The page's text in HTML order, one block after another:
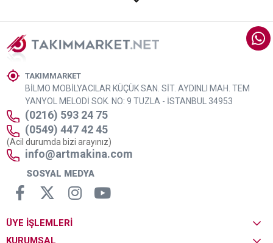
TAKIMMARKET
BİLMO MOBİLYACILAR KÜÇÜK SAN. SİT. AYDINLI MAH. TEM
YANYOL MELODİ SOK. NO: 9 TUZLA - İSTANBUL 34953
(0216) 593 24 75
(0549) 447 42 45
(Acil durumda bizi arayınız)
info@artmakina.com
SOSYAL MEDYA
ÜYE İŞLEMLERİ
KURUMSAL